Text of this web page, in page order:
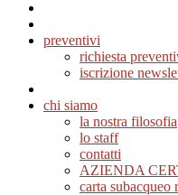
preventivi
richiesta
iscrizione
chi siamo
la nostra filosofia
lo staff
contatti
AZIENDA
carta subacqueo